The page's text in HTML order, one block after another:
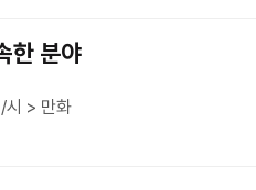
한 분야
시 > 만화